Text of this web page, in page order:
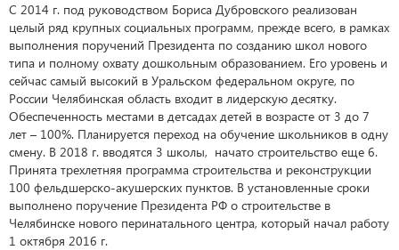
С 2014 г. под руководством Бориса Дубровского реализован
целый ряд крупных социальных программ, прежде всего, в рамках
выполнения поручений Президента по созданию школ нового
типа и полному охвату дошкольным образованием. Его уровень и
сейчас самый высокий в Уральском федеральном округе, по
России Челябинская область входит в лидерскую десятку.
Обеспеченность местами в детсадах детей в возрасте от 3 до 7
лет – 100%. Планируется переход на обучение школьников в одну
смену. В 2018 г. вводятся 3 школы, начато строительство еще 6.
Принята трехлетняя программа строительства и реконструкции
100 фельдшерско-акушерских пунктов. В установленные сроки
выполнено поручение Президента РФ о строительстве в
Челябинске нового перинатального центра, который начал работу
1 октября 2016 г.